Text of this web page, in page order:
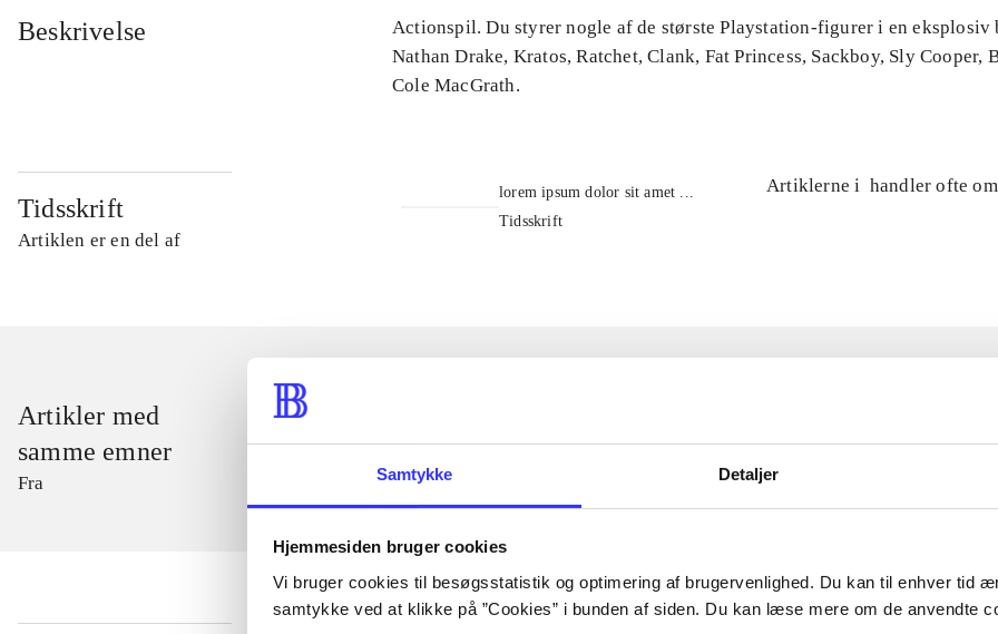
Samtykke Detaljer
Hjemmesiden bruger cookies
Vi bruger cookies til besøgsstatistik og optimering af brugervenlighed. Du kan til enhver tid
samtykke ved at klikke på ”Cookies” i bunden af siden. Du kan læse mere om de anvendte
Beskrivelse
Actionspil. Du styrer nogle af de største Playstation-figurer i en eksplosiv
Nathan Drake, Kratos, Ratchet, Clank, Fat Princess, Sackboy, Sly Cooper,
Cole MacGrath.
Tidsskrift
Artiklen er en del af
lorem ipsum dolor sit amet ...
Tidsskrift
Artiklerne i handler ofte om
Artikler med
samme emner
Fra